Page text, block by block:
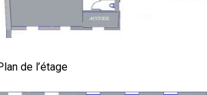
de l’étage